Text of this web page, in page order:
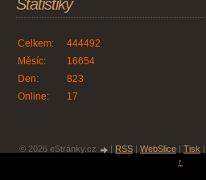
Statistiky
Online: 17
Celkem:
444492
Měsíc:
16654
Den:
823
© 2026 eStránky.cz RSS WebSlice Tisk
↑